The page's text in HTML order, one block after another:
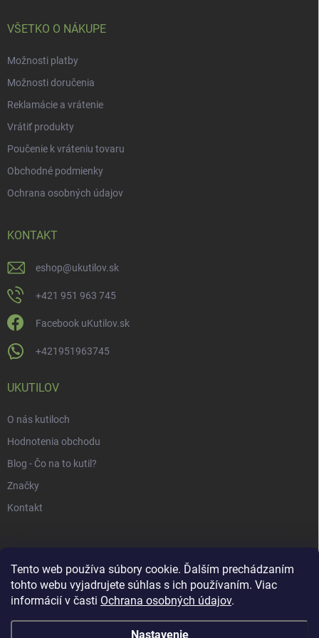
Tento web používa súbory cookie. Ďalším prechádzaním
tohto webu vyjadrujete súhlas s ich používaním. Viac
informácií v časti Ochrana osobných údajov.
Nastavenie
VŠETKO O NÁKUPE
Možnosti platby
Možnosti doručenia
Reklamácie a vrátenie
Vrátiť produkty
Poučenie k vráteniu tovaru
Obchodné podmienky
Ochrana osobných údajov
KONTAKT
eshop@ukutilov.sk
+421 951 963 745
Facebook uKutilov.sk
+421951963745
UKUTILOV
O nás kutiloch
Hodnotenia obchodu
Blog - Čo na to kutil?
Značky
Kontakt